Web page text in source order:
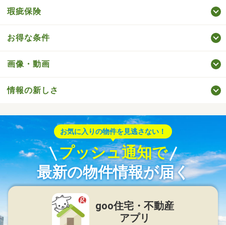
瑕疵保険
お得な条件
画像・動画
情報の新しさ
お気に入りの物件を見逃さない！
プッシュ通知で
最新の物件情報が届く
goo住宅・不動産
アプリ